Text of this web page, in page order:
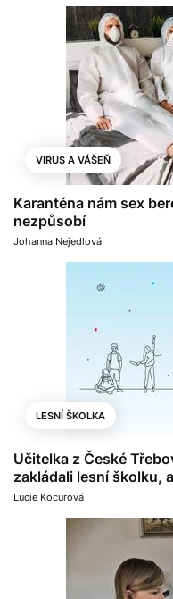
VIRUS A VÁŠEŇ
Karanténa nám sex
nezpůsobí
Johanna Nejedlová
LESNÍ ŠKOLKA
Učitelka z České
zakládali lesní školku,
Lucie Kocurová